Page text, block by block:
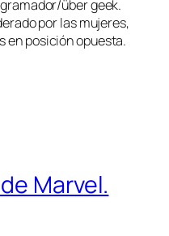
über geek.
por las mujeres,
en posición opuesta.
Marvel.